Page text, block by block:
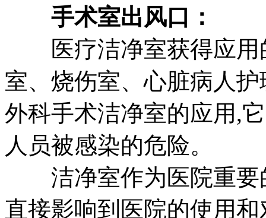
手术室出风口：
医疗洁净室获得应用
室、烧伤室、心脏病人
外科手术洁净室的应用,
人员被感染的危险。
洁净室作为医院重要
直接影响到医院的使用